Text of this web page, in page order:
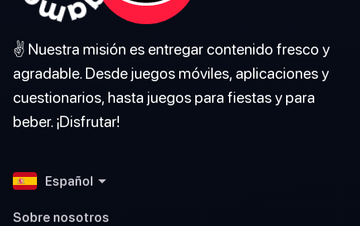
✌️ Nuestra misión es entregar contenido fresco y
agradable. Desde juegos móviles, aplicaciones y
cuestionarios, hasta juegos para fiestas y para
beber. ¡Disfrutar!
Español
Sobre nosotros